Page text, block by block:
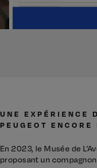
UNE EXPÉRIENCE
PEUGEOT
En 2023, le Musée de
proposant un